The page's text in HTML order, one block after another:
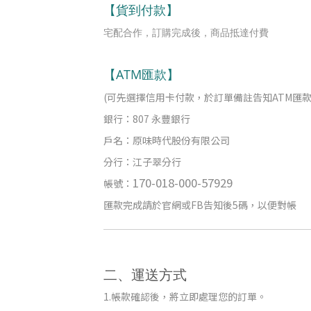
【貨到付款】
宅配合作，訂購完成後，商品抵達付費
【ATM匯款】
(可先選擇信用卡付款，於訂單備註告知ATM匯
銀行：807 永豐銀行
戶名：原味時代股份有限公司
分行：江子翠分行
帳號： 170-018-000-57929
匯款完成請於官網或FB告知後5碼，以便對帳
二、運送方式
1.帳款確認後，將立即處理您的訂單。